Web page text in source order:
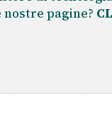
pagine?